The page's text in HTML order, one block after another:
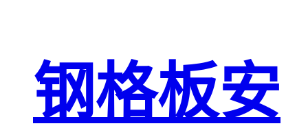
钢格板安